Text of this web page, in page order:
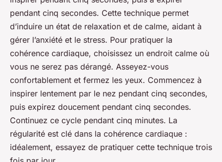
pendant cinq secondes. Cette technique permet
d’induire un état de relaxation et de calme, aidant à
gérer l’anxiété et le stress. Pour pratiquer la
cohérence cardiaque, choisissez un endroit calme où
vous ne serez pas dérangé. Asseyez-vous
confortablement et fermez les yeux. Commencez à
inspirer lentement par le nez pendant cinq secondes,
puis expirez doucement pendant cinq secondes.
Continuez ce cycle pendant cinq minutes. La
régularité est clé dans la cohérence cardiaque :
idéalement, essayez de pratiquer cette technique trois